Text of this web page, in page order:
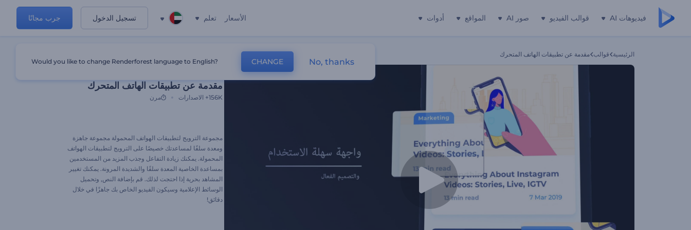
فيديوهات AI قوالب الفيديو صور AI المواقع أدوات الأسعار تعلم تسجيل الدخول جرب مجانًا
الرئيسية قوالب مقدمة عن تطبيقات الهاتف المتحرك
مقدمة عن تطبيقات الهاتف المتحرك
156K+ الاصدارات مرن
مجموعة الترويج لتطبيقات الهواتف المحمولة مجموعة جاهزة
ومعدة سلفًا لمساعدتك خصيصًا على الترويج لتطبيقات الهواتف
المحمولة. يمكنك زيادة التفاعل وجذب المزيد من المستخدمين
بمساعدة الخاصية المعدة سلفًا والشديدة المرونة. يمكنك تغيير
المشاهد بحرية إذا احتجت لذلك. قم بإضافة النص, وتحميل
الوسائط الإعلامية وسيكون الفيديو الخاص بك جاهزًا في خلال
دقائق!
Would you like to change Renderforest language to English? CHANGE No, thanks